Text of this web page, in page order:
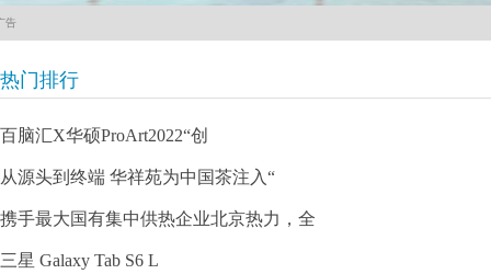
告
热门排行
百脑汇X华硕ProArt2022“创
从源头到终端 华祥苑为中国茶注入“
携手最大国有集中供热企业北京热力，全
三星 Galaxy Tab S6 L